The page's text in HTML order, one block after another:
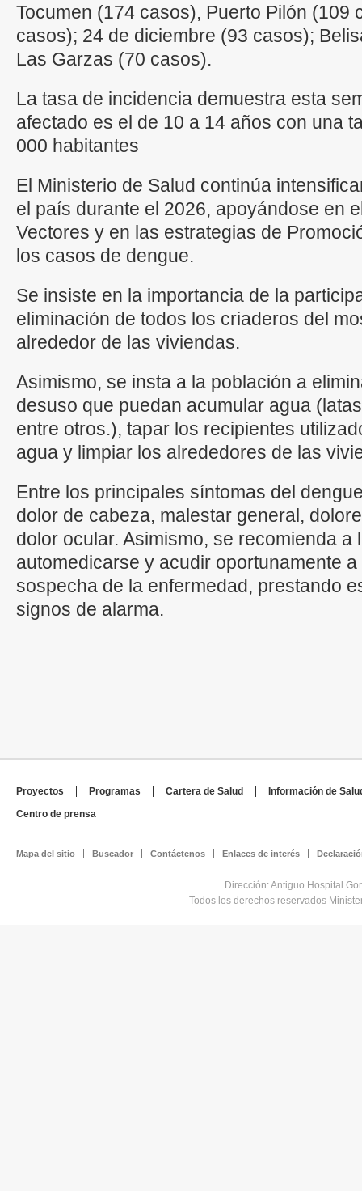
Tocumen (174 casos), Puerto Pilón (109
casos); 24 de diciembre (93 casos);
Las Garzas (70 casos).
La tasa de incidencia demuestra esta
afectado es el de 10 a 14 años con una
000 habitantes
El Ministerio de Salud continúa
el país durante el 2026, apoyándose en
Vectores y en las estrategias de
los casos de dengue.
Se insiste en la importancia de la
eliminación de todos los criaderos del
alrededor de las viviendas.
Asimismo, se insta a la población a
desuso que puedan acumular agua
entre otros.), tapar los recipientes
agua y limpiar los alrededores de las
Entre los principales síntomas del
dolor de cabeza, malestar general,
dolor ocular. Asimismo, se recomienda a
automedicarse y acudir oportunamente
sospecha de la enfermedad, prestando
signos de alarma.
Proyectos Programas Cartera de Salud
Información de
Centro de prensa
Mapa del sitio Buscador Contáctenos Enlaces de interés
Dirección: Antiguo Hospital
Todos los derechos reservados